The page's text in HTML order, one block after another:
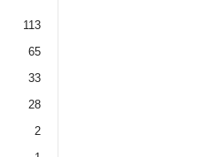
113
65
33
28
2